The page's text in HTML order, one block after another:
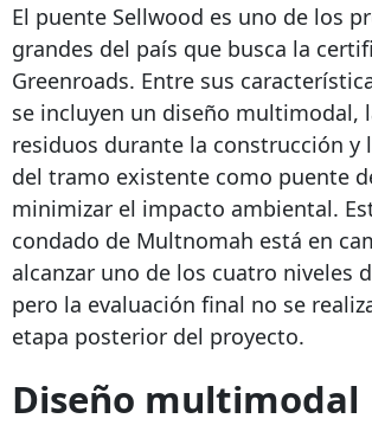
El puente Sellwood es uno de los
grandes del país que busca la
Greenroads. Entre sus
se incluyen un diseño multimodal,
residuos durante la construcción y
del tramo existente como puente
minimizar el impacto ambiental.
condado de Multnomah está en
alcanzar uno de los cuatro niveles
pero la evaluación final no se
etapa posterior del proyecto.
Diseño multimodal